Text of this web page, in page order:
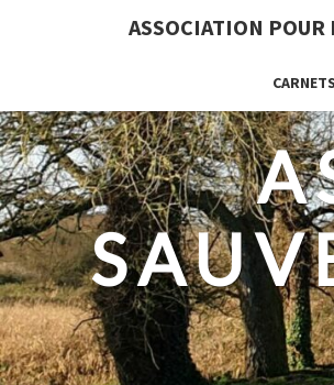
ASSOCIATION POUR
CARNETS